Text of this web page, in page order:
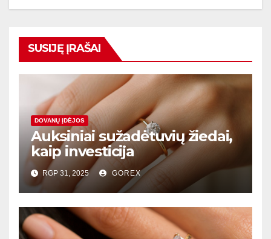
SUSIJĘ ĮRAŠAI
DOVANŲ ĮDĖJOS
Auksiniai sužadėtuvių žiedai,
kaip investicija
RGP 31, 2025 GOREX